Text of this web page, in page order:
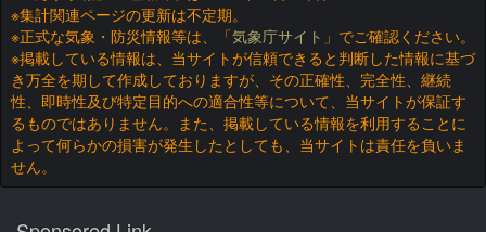
※集計関連ページの更新は不定期。
※正式な気象・防災情報等は、「気象庁サイト 」でご確認ください。
※掲載している情報は、当サイトが信頼できると判断した情報に基づ
き万全を期して作成しておりますが、その正確性、完全性、継続
性、即時性及び特定目的への適合性等について、当サイトが保証す
るものではありません。また、掲載している情報を利用することに
よって何らかの損害が発生したとしても、当サイトは責任を負いま
せん。